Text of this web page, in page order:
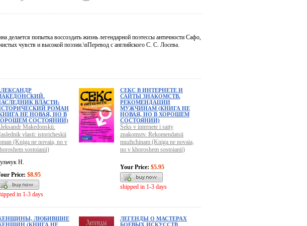
делается попытка воссоздать жизнь легендарной поэтессы античности Сафо,
чувств и высокой поэзии.\nПеревод с английского С. С. Лосева.
ВЛАСТИ:
РОМАН
НЕ НОВАЯ, НО В
СОСТОЯНИИ)
Makedonskii.
vlasti: istoricheskii
(Kniga ne novaia, no v
sostoianii)
Н.
Price: $8.95
in 1-3 days
СЕКС В ИНТЕРНЕТЕ И
САЙТЫ ЗНАКОМСТВ.
РЕКОМЕНДАЦИИ
МУЖЧИНАМ (КНИГА НЕ
НОВАЯ, НО В ХОРОШЕМ
СОСТОЯНИИ)
Seks v internete i saity
znakomstv. Rekomendatsii
muzhchinam (Kniga ne novaia,
no v khoroshem sostoianii)
Your Price: $5.95
shipped in 1-3 days
ЛЮБИВШИЕ
(КНИГА НЕ
ЛЕГЕНДЫ О МАСТЕРАХ
БОЕВЫХ ИСКУССТВ